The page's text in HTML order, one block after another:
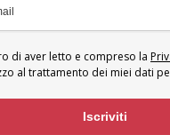
di aver letto e compreso la
al trattamento dei miei dati
Iscriviti